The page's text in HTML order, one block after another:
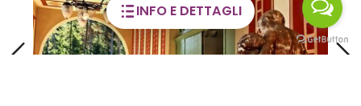
INFO E DETTAGLI